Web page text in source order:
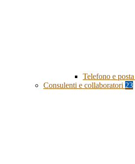
Telefono e
Consulenti e collaboratori 23